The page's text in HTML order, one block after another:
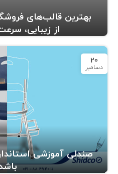
بهترین قالب‌های
از زیبایی،
20
دسامبر
صندلی آموزشی